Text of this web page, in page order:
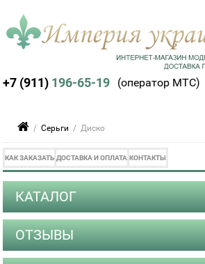
+7 (911) 196-65-19 (оператор МТС)
/Серьги / Диско
КАК ЗАКАЗАТЬ ДОСТАВКА И ОПЛАТА КОНТАКТЫ
КАТАЛОГ
ОТЗЫВЫ